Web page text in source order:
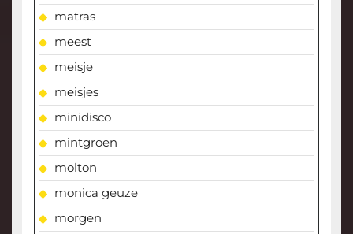
matras
meest
meisje
meisjes
minidisco
mintgroen
molton
monica geuze
morgen